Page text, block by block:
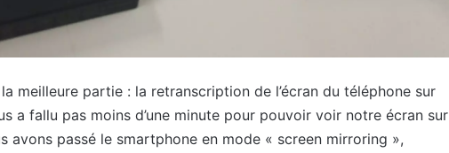
meilleure partie : la retranscription de l’écran du téléphone sur
a fallu pas moins d’une minute pour pouvoir voir notre écran sur
avons passé le smartphone en mode « screen mirroring »,